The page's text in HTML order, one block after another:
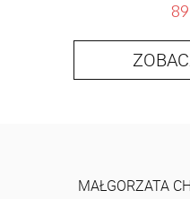
MAŁGORZATA